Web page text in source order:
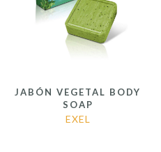
JABÓN VEGETAL BODY
SOAP
EXEL